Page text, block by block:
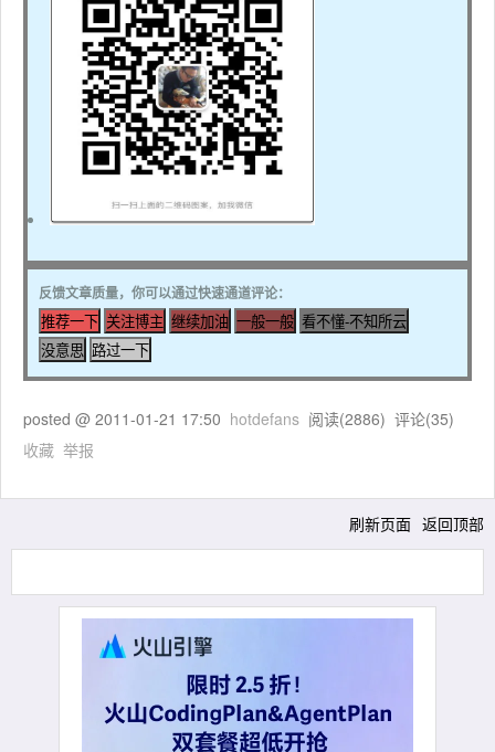
反馈文章质量，你可以通过快速通道评论：
posted @ 2011-01-21 17:50 hotdefans 阅读(2886) 评论(35)
收藏 举报
刷新页面 返回顶部